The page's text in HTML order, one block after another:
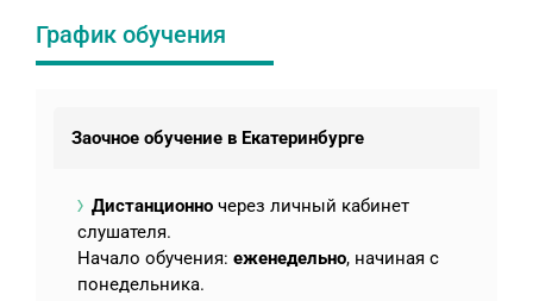
График обучения
Заочное обучение в Екатеринбурге
Дистанционно через личный кабинет
слушателя.
Начало обучения: еженедельно, начиная с
понедельника.